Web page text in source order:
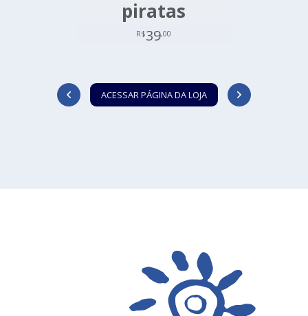
piratas
R$39,00
ACESSAR PÁGINA DA LOJA